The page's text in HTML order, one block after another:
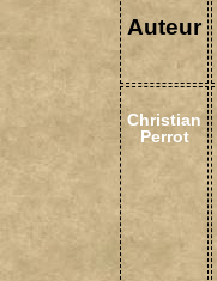
Auteur
Christian
Perrot